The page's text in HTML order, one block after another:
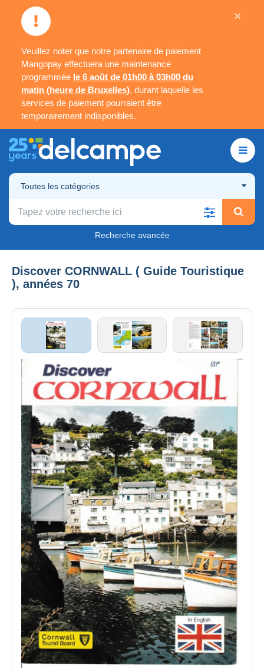
Veuillez noter que notre partenaire de paiement
Mangopay effectuera une maintenance
programmée le 6 août de 01h00 à 03h00 du
matin (heure de Bruxelles), durant laquelle les
services de paiement pourraient être
temporairement indisponibles.
×
Toutes les catégories
Recherche avancée
Discover CORNWALL ( Guide Touristique
), années 70